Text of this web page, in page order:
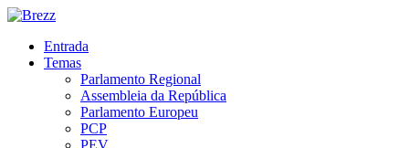
Entrada
Temas
Parlamento Regional
Assembleia da República
Parlamento Europeu
PCP
PEV